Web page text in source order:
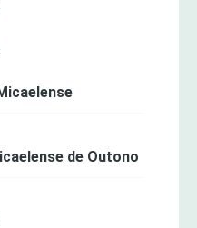
de Outono